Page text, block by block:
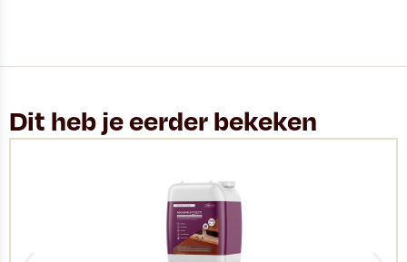
Dit heb je eerder bekeken